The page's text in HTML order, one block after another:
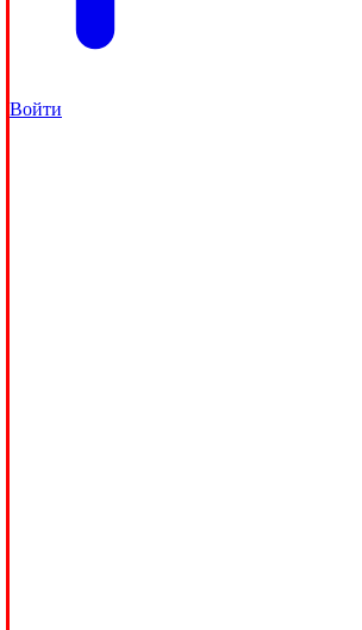
Войти